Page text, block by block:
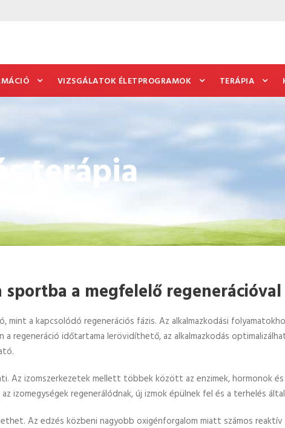
VIZSGÁLATOK ÉLETPROGRAMOK TERÁPIA
terápia
sportba a megfelelő regenerációval
mint a kapcsolódó regenerációs fázis. Az alkalmazkodási
a regeneráció időtartama lerövidíthető, az alkalmazkodás
Az izomszerkezetek mellett többek között az enzimek, hormonok
izomegységek regenerálódnak, új izmok épülnek fel és a terhelés
Az edzés közbeni nagyobb oxigénforgalom miatt számos